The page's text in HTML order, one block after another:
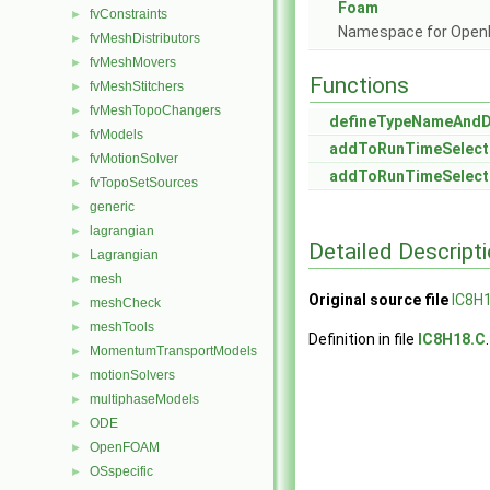
► fvConstraints
► fvMeshDistributors
► fvMeshMovers
► fvMeshStitchers
► fvMeshTopoChangers
► fvModels
► fvMotionSolver
► fvTopoSetSources
► generic
► lagrangian
► Lagrangian
► mesh
► meshCheck
► meshTools
► MomentumTransportModels
► motionSolvers
► multiphaseModels
► ODE
► OpenFOAM
► OSspecific
Foam
Namespace for
Functions
Detailed
Original source file
Definition in file IC8H18.C